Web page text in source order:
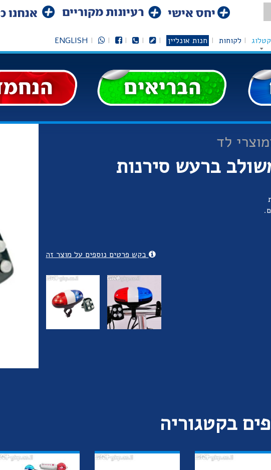
קטלוג לקוחות חנות אונליין ENGLISH
לד
ברעש סירנות
בקש פרטים נוספים על מוצר זה
בקטגוריה